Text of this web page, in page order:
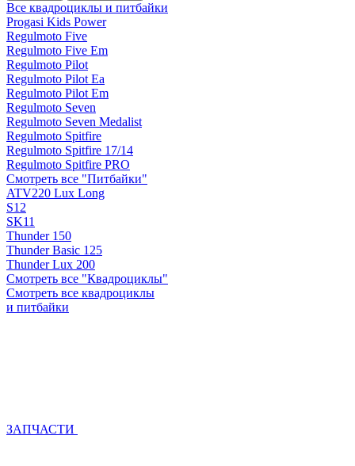
Все квадроциклы и питбайки
Progasi Kids Power
Regulmoto Five
Regulmoto Five Em
Regulmoto Pilot
Regulmoto Pilot Ea
Regulmoto Pilot Em
Regulmoto Seven
Regulmoto Seven Medalist
Regulmoto Spitfire
Regulmoto Spitfire 17/14
Regulmoto Spitfire PRO
Смотреть все "Питбайки"
ATV220 Lux Long
S12
SK11
Thunder 150
Thunder Basic 125
Thunder Lux 200
Смотреть все "Квадроциклы"
Смотреть все квадроциклы
и питбайки
ЗАПЧАСТИ